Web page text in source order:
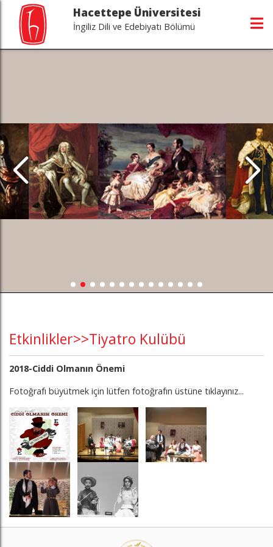
Hacettepe Üniversitesi
İngiliz Dili ve Edebiyatı Bölümü
Etkinlikler>>Tiyatro Kulübü
2018-Ciddi Olmanın Önemi
Fotoğrafı büyütmek için lütfen fotoğrafın üstüne tıklayınız...